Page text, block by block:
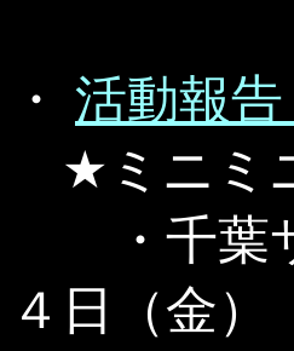
・ 活動報
★ミニミ
・千葉サ
４日（金）